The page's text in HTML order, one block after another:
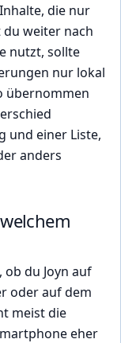
die nur
weiter nach
nutzt, sollte
nur lokal
übernommen
und einer Liste,
anders
du Joyn auf
oder auf dem
meist die
eher